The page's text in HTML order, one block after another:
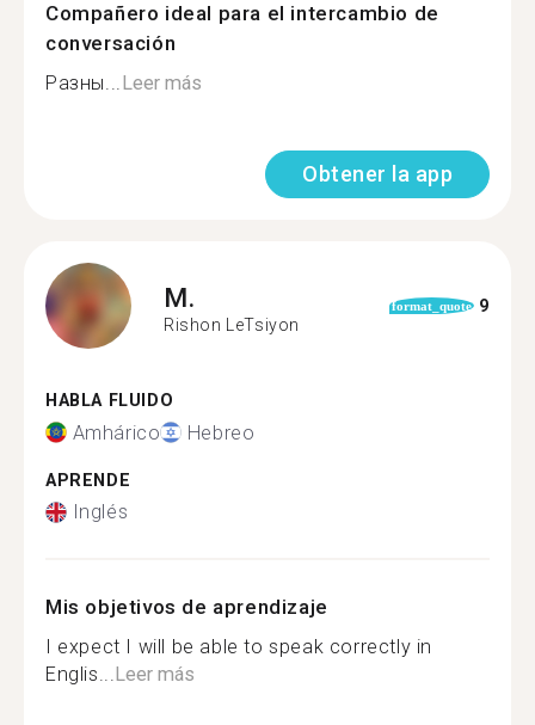
Compañero ideal para el intercambio de
conversación
Разны...Leer más
Obtener la app
M.
Rishon LeTsiyon
format_quote 9
HABLA FLUIDO
Amhárico Hebreo
APRENDE
Inglés
Mis objetivos de aprendizaje
I expect I will be able to speak correctly in
Englis...Leer más